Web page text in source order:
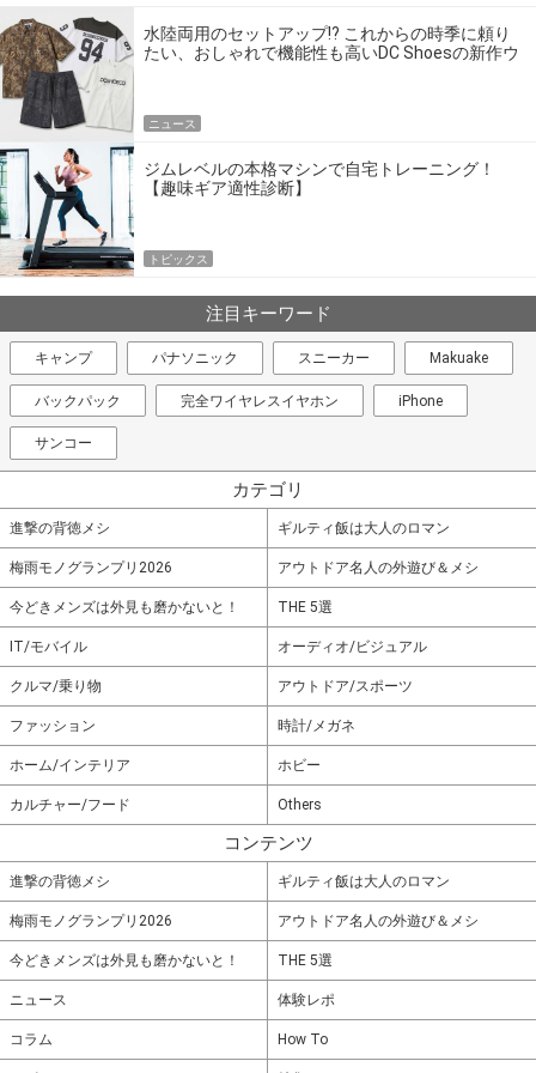
水陸両用のセットアップ!? これからの時季に頼り
たい、おしゃれで機能性も高いDC Shoesの新作ウ
ニュース
ジムレベルの本格マシンで自宅トレーニング！
【趣味ギア適性診断】
トピックス
注目キーワード
キャンプ パナソニック スニーカー Makuake
バックパック 完全ワイヤレスイヤホン iPhone
サンコー
カテゴリ
進撃の背徳メシ ギルティ飯は大人のロマン
梅雨モノグランプリ2026 アウトドア名人の外遊び＆メシ
今どきメンズは外見も磨かないと！ THE 5選
IT/モバイル オーディオ/ビジュアル
クルマ/乗り物 アウトドア/スポーツ
ファッション 時計/メガネ
ホーム/インテリア ホビー
カルチャー/フード Others
コンテンツ
進撃の背徳メシ ギルティ飯は大人のロマン
梅雨モノグランプリ2026 アウトドア名人の外遊び＆メシ
今どきメンズは外見も磨かないと！ THE 5選
ニュース 体験レポ
コラム How To